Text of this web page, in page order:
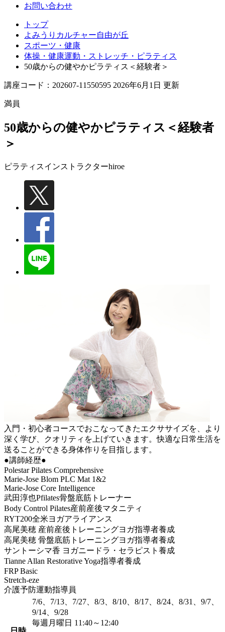
お問い合わせ
トップ
よみうりカルチャー自由が丘
スポーツ・健康
体操・健康運動・ストレッチ・ピラティス
50歳からの健やかピラティス＜経験者＞
講座コード：202607-11550595 2026年6月1日 更新
満員
50歳からの健やかピラティス＜経験者
＞
ピラティスインストラクターhiroe
入門・初心者コースでおこなってきたエクササイズを、より
深く学び、クオリティを上げていきます。快適な日常生活を
送ることができる身体作りを目指します。
●講師経歴●
Polestar Pilates Comprehensive
Marie-Jose Blom PLC Mat 1&2
Marie-Jose Core Intelligence
武田淳也Pfilates骨盤底筋トレーナー
Body Control Pilates産前産後マタニティ
RYT200全米ヨガアライアンス
高尾美穂 産前産後トレーニングヨガ指導者養成
高尾美穂 骨盤底筋トレーニングヨガ指導者養成
サントーシマ香 ヨガニードラ・セラピスト養成
Tianne Allan Restorative Yoga指導者養成
FRP Basic
Stretch-eze
介護予防運動指導員
7/6、7/13、7/27、8/3、8/10、8/17、8/24、8/31、9/7、
9/14、9/28
毎週月曜日 11:40～12:40